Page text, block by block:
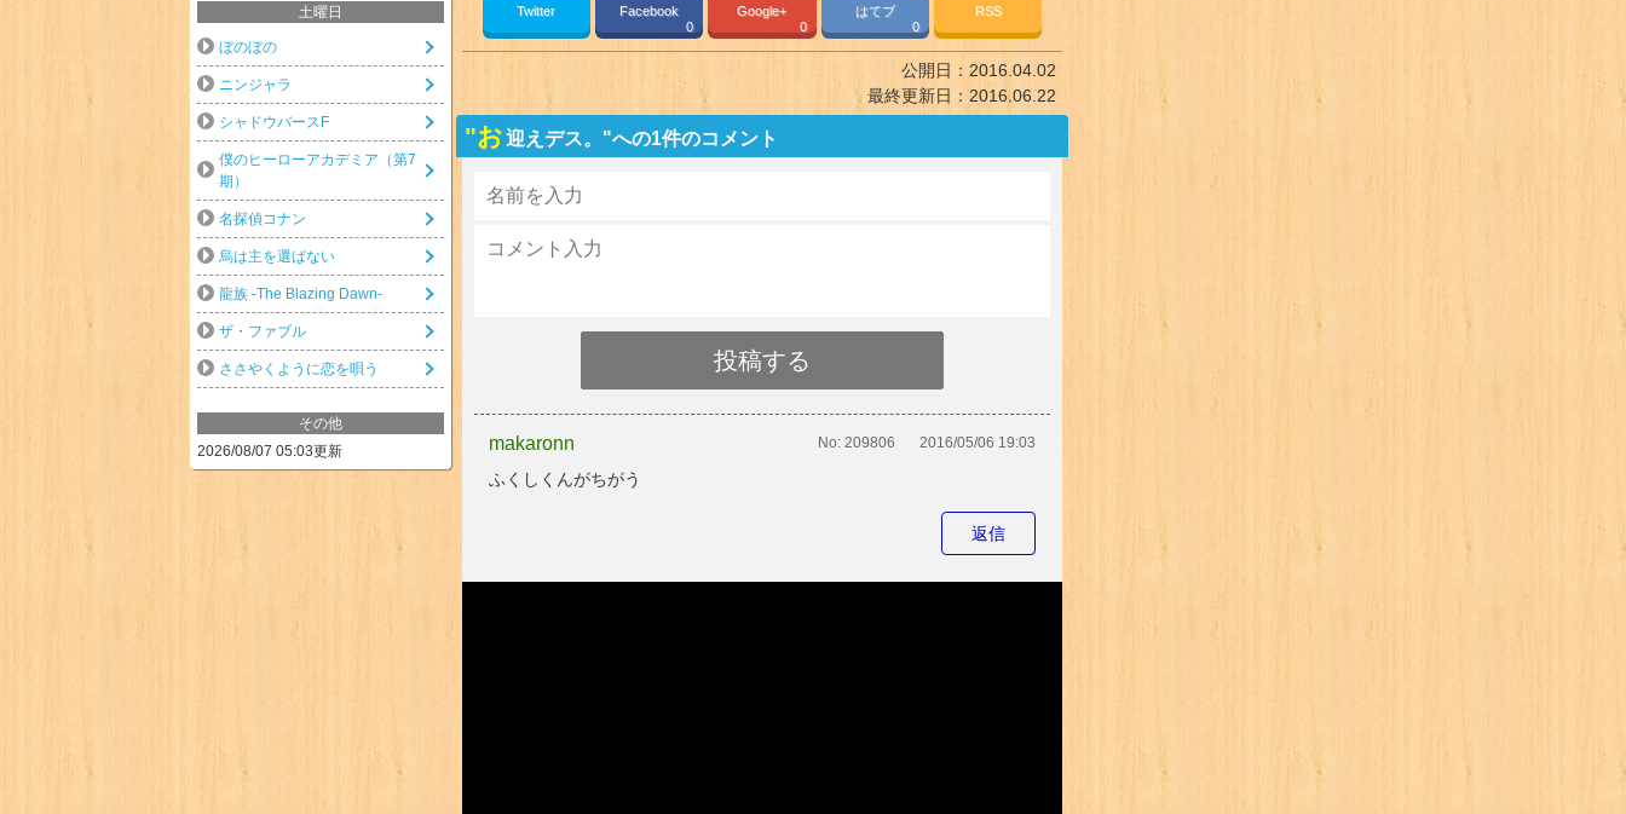
Twitter
Facebook
0
Google+
0
はてブ
0
RSS
公開日： 2016.04.02
最終更新日： 2016.06.22
"お迎えデス。"への1件のコメント
makaronn No: 209806 2016/05/06 19:03
ふくしくんがちがう
返信
土曜日
ぼのぼの
ニンジャラ
シャドウバースF
僕のヒーローアカデミア（第7
期）
名探偵コナン
烏は主を選ばない
龍族 -The Blazing Dawn-
ザ・ファブル
ささやくように恋を唄う
その他
2026/08/07 05:03更新